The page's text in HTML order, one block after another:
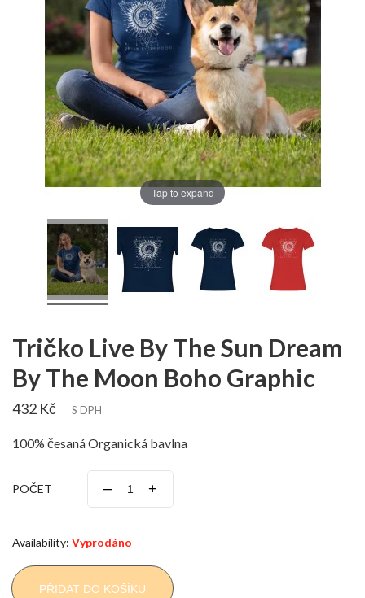
Tap to expand
Tričko Live By The Sun Dream
By The Moon Boho Graphic
432 Kč S DPH
100% česaná Organická bavlna
POČET – +
Availability: Vyprodáno
PŘIDAT DO KOŠÍKU